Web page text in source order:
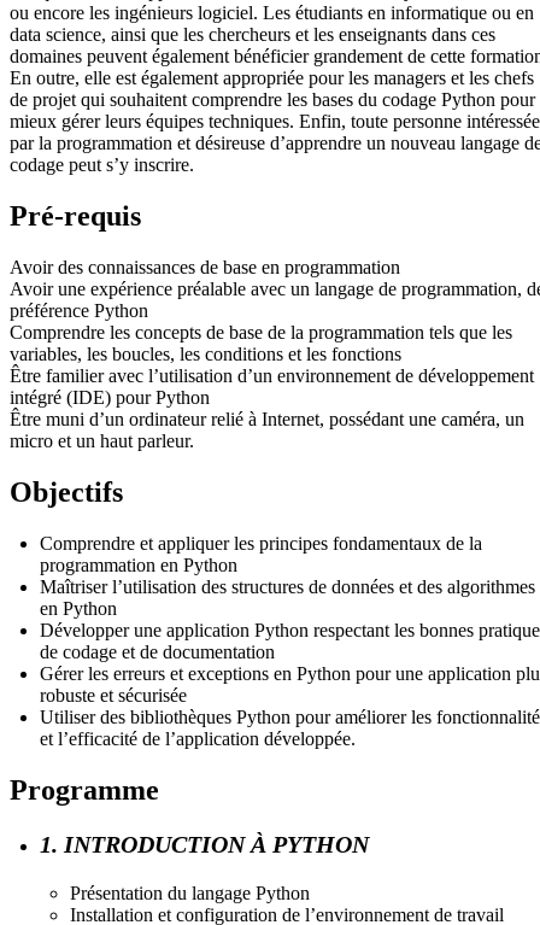
ou encore les ingénieurs logiciel. Les étudiants en informatique ou en
data science, ainsi que les chercheurs et les enseignants dans ces
domaines peuvent également bénéficier grandement de cette
En outre, elle est également appropriée pour les managers et les chefs
de projet qui souhaitent comprendre les bases du codage Python pour
mieux gérer leurs équipes techniques. Enfin, toute personne intéressée
par la programmation et désireuse d’apprendre un nouveau langage
codage peut s’y inscrire.
Pré-requis
Avoir des connaissances de base en programmation
Avoir une expérience préalable avec un langage de programmation,
préférence Python
Comprendre les concepts de base de la programmation tels que les
variables, les boucles, les conditions et les fonctions
Être familier avec l’utilisation d’un environnement de développement
intégré (IDE) pour Python
Être muni d’un ordinateur relié à Internet, possédant une caméra, un
micro et un haut parleur.
Objectifs
Comprendre et appliquer les principes fondamentaux de la
programmation en Python
Maîtriser l’utilisation des structures de données et des algorithmes
en Python
Développer une application Python respectant les bonnes
de codage et de documentation
Gérer les erreurs et exceptions en Python pour une application
robuste et sécurisée
Utiliser des bibliothèques Python pour améliorer les
et l’efficacité de l’application développée.
Programme
1. INTRODUCTION À PYTHON
Présentation du langage Python
Installation et configuration de l’environnement de travail